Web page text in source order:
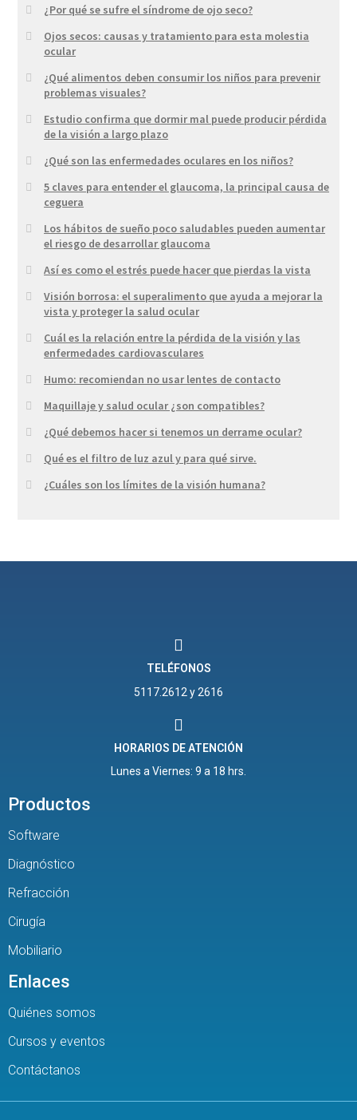
¿Por qué se sufre el síndrome de ojo seco?
Ojos secos: causas y tratamiento para esta molestia
ocular
¿Qué alimentos deben consumir los niños para prevenir
problemas visuales?
Estudio confirma que dormir mal puede producir pérdida
de la visión a largo plazo
¿Qué son las enfermedades oculares en los niños?
5 claves para entender el glaucoma, la principal causa de
ceguera
Los hábitos de sueño poco saludables pueden aumentar
el riesgo de desarrollar glaucoma
Así es como el estrés puede hacer que pierdas la vista
Visión borrosa: el superalimento que ayuda a mejorar la
vista y proteger la salud ocular
Cuál es la relación entre la pérdida de la visión y las
enfermedades cardiovasculares
Humo: recomiendan no usar lentes de contacto
Maquillaje y salud ocular ¿son compatibles?
¿Qué debemos hacer si tenemos un derrame ocular?
Qué es el filtro de luz azul y para qué sirve.
¿Cuáles son los límites de la visión humana?
TELÉFONOS
5117.2612 y 2616
HORARIOS DE ATENCIÓN
Lunes a Viernes: 9 a 18 hrs.
Productos
Software
Diagnóstico
Refracción
Cirugía
Mobiliario
Enlaces
Quiénes somos
Cursos y eventos
Contáctanos